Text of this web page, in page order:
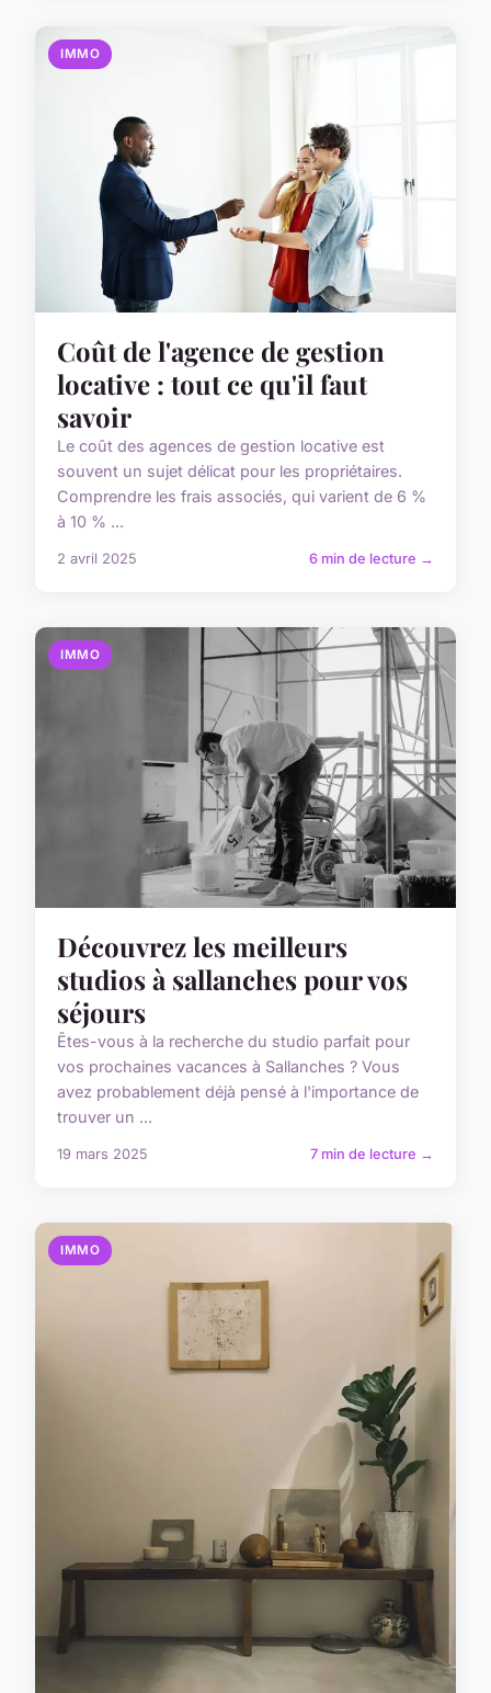
IMMO
Coût de l'agence de gestion
locative : tout ce qu'il faut
savoir
Le coût des agences de gestion locative est
souvent un sujet délicat pour les propriétaires.
Comprendre les frais associés, qui varient de 6 %
à 10 % ...
2 avril 2025 6 min de lecture →
IMMO
Découvrez les meilleurs
studios à sallanches pour vos
séjours
Êtes-vous à la recherche du studio parfait pour
vos prochaines vacances à Sallanches ? Vous
avez probablement déjà pensé à l'importance de
trouver un ...
19 mars 2025 7 min de lecture →
IMMO